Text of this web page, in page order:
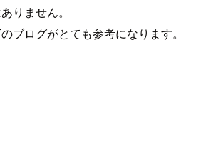
りません。
ブログがとても参考になります。